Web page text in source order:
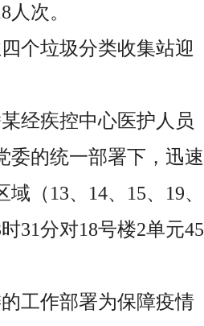
次。
个垃圾分类收集站迎
经疾控中心医护人员
委的统一部署下，迅速
（13、14、15、19、
31分对18号楼2单元45
工作部署为保障疫情